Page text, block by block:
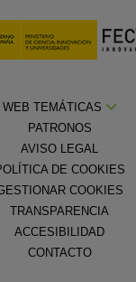
WEB TEMÁTICAS
PATRONOS
AVISO LEGAL
DE COOKIES
COOKIES
TRANSPARENCIA
ACCESIBILIDAD
CONTACTO